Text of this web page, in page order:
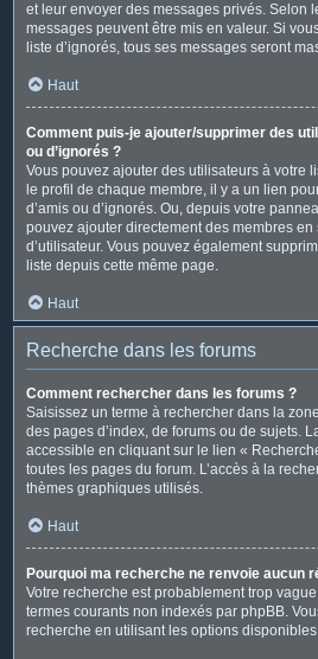
et leur envoyer des messages privés. Selon
messages peuvent être mis en valeur. Si
liste d’ignorés, tous ses messages seront
Haut
Comment puis-je ajouter/supprimer des
ou d’ignorés ?
Vous pouvez ajouter des utilisateurs à votre
le profil de chaque membre, il y a un lien
d’amis ou d’ignorés. Ou, depuis votre
pouvez ajouter directement des membres
d’utilisateur. Vous pouvez également
liste depuis cette même page.
Haut
Recherche dans les forums
Comment rechercher dans les forums ?
Saisissez un terme à rechercher dans la
des pages d’index, de forums ou de sujets.
accessible en cliquant sur le lien «
toutes les pages du forum. L’accès à la
thèmes graphiques utilisés.
Haut
Pourquoi ma recherche ne renvoie aucun
Votre recherche est probablement trop
termes courants non indexés par phpBB.
recherche en utilisant les options